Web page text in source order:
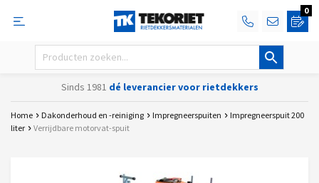
0
Sinds 1981 dé leverancier voor rietdekkers
Home Dakonderhoud en -reiniging Impregneerspuiten
Impregneerspuit 200
liter
Verrijdbare motorvat-spuit